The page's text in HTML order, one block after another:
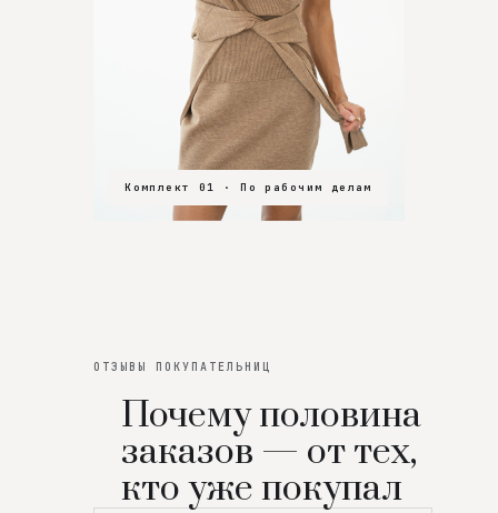
Комплект 01 · По рабочим делам
Комплект 02 · В зал
Комплект 03 · На особенный вечер
ОТЗЫВЫ ПОКУПАТЕЛЬНИЦ
Почему половина
заказов — от тех,
кто уже покупал